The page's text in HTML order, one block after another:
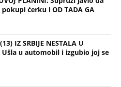
ćerku i OD TADA GA
IZ SRBIJE NESTALA U
Ušla u automobil i izgubio joj se